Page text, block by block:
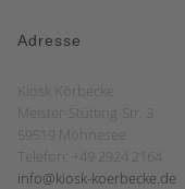
Adresse
Kiosk Körbecke
Meister-Stütting-Str. 3
59519 Möhnesee
Telefon: +49 2924 2164
info@kiosk-koerbecke.de